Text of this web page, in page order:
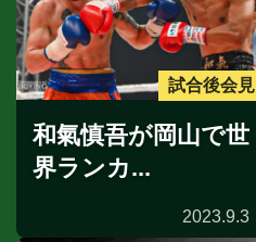
試合後会見
和氣慎吾が岡山で世
界ランカ...
2023.9.3